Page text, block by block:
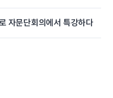
자문단회의에서 특강하다